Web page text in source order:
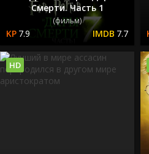
Смерти. Часть 1
(фильм)
7.9 7.7
HD